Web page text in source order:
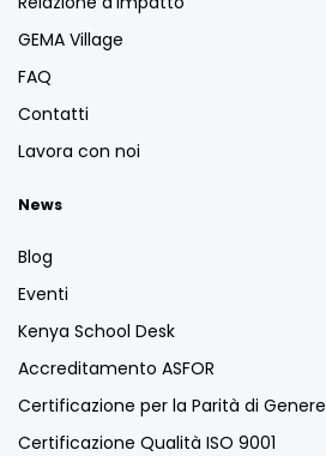
GEMA Village
FAQ
Contatti
Lavora con noi
News
Blog
Eventi
Kenya School Desk
Accreditamento ASFOR
Certificazione per la Parità di Genere
Certificazione Qualità ISO 9001